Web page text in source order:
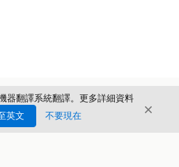
器翻譯系統翻譯。更多詳細資料
英文 不要現在 結束